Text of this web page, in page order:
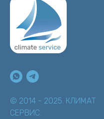
© 2014 - 2025. КЛИМАТ
СЕРВИС.